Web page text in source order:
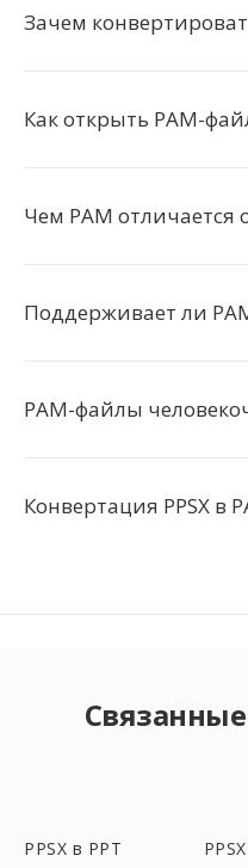
Зачем
Как открыть PAM-
Чем PAM отличается
Поддерживает ли
PAM-файлы
Конвертация PPSX в
PPSX в PPT